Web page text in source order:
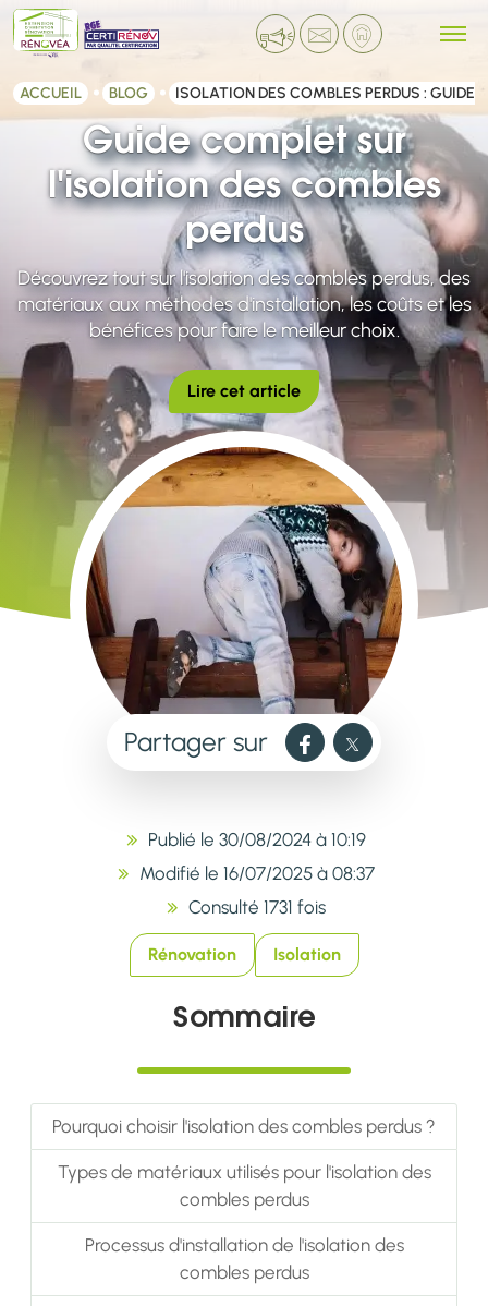
ACCUEIL BLOG ISOLATION DES COMBLES PERDUS : GUIDE
Guide complet sur
l'isolation des combles
perdus
Découvrez tout sur l'isolation des combles perdus, des
matériaux aux méthodes d'installation, les coûts et les
bénéfices pour faire le meilleur choix.
Lire cet article
Partager sur
Publié le 30/08/2024 à 10:19
Modifié le 16/07/2025 à 08:37
Consulté 1731 fois
Rénovation Isolation
Sommaire
Pourquoi choisir l'isolation des combles perdus ?
Types de matériaux utilisés pour l'isolation des
combles perdus
Processus d'installation de l'isolation des
combles perdus